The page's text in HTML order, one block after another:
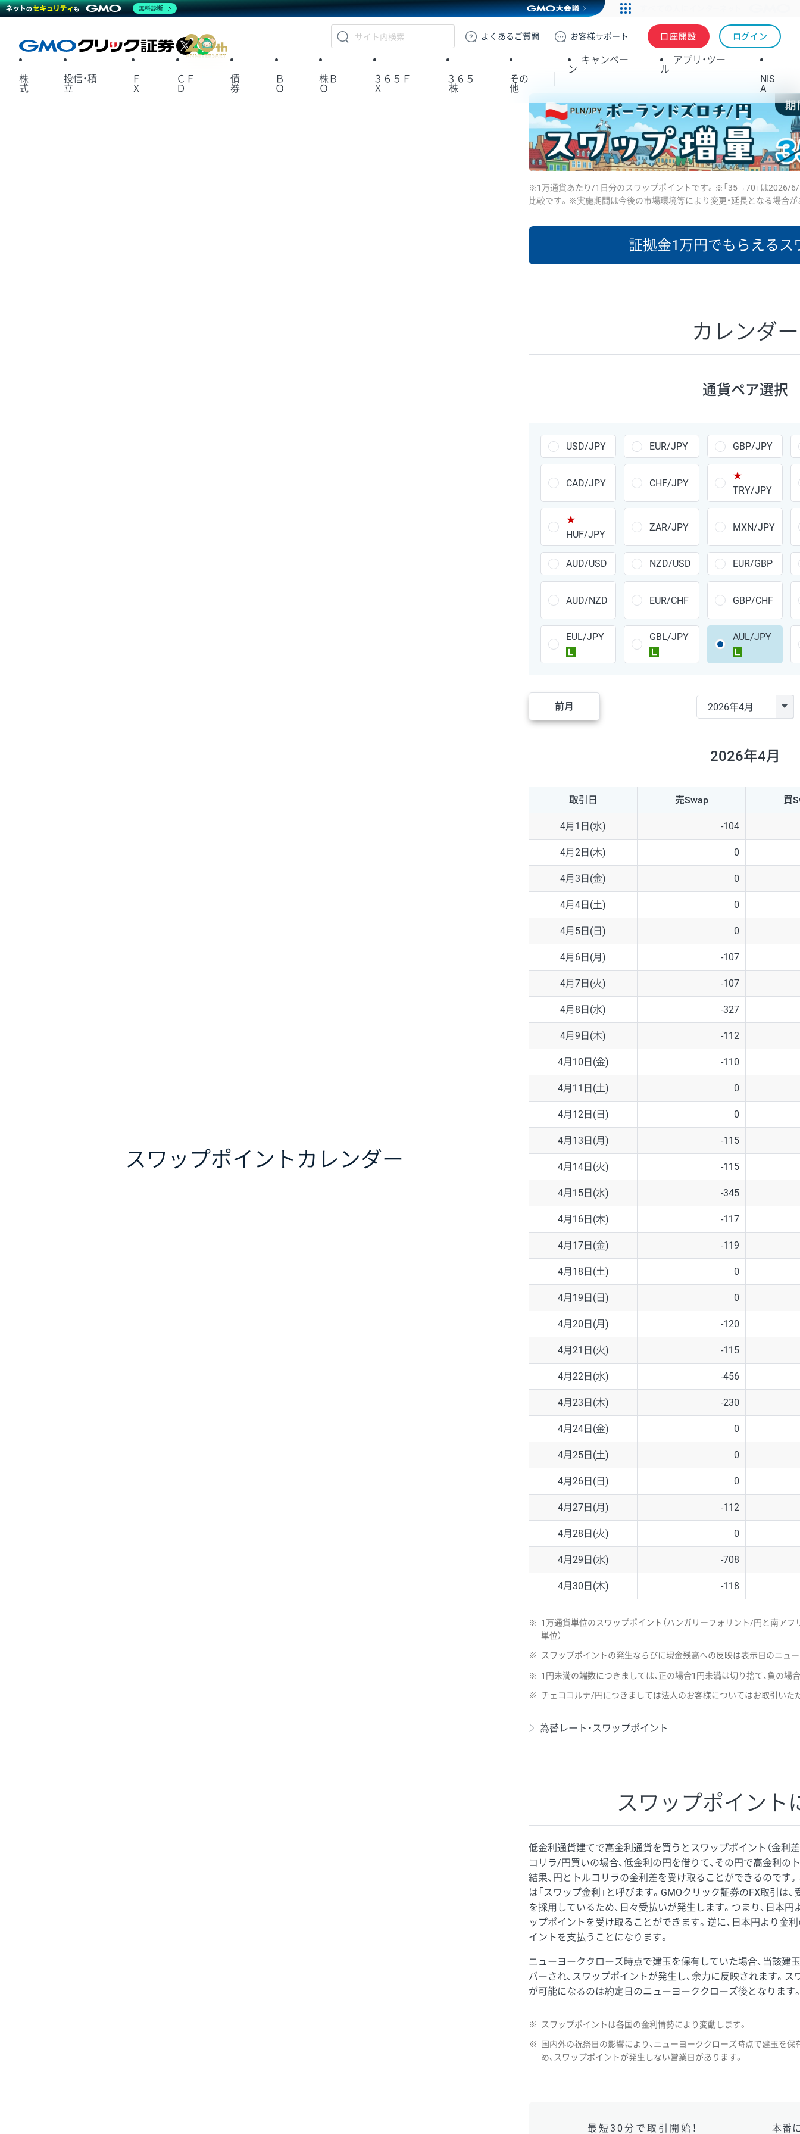
GMOクリック証券
よくある ご質問 お客様サポート 口座開設 ログイン
X
株
式
投信・積
立
Ｆ
Ｘ
ＣＦ
Ｄ
債
券
Ｂ
Ｏ
株Ｂ
Ｏ
３６５Ｆ
Ｘ
３６５
株
その
他
キャンペー
ン
アプリ・ツー
ル
NIS
A
スワップポイント カレンダー
※1万通貨あたり/1日分のスワップポイントです。※「35→70」は2026/6/
比較です。※実施期間は今後の市場環境等により変更・延長となる場合が
証拠金1万円でもらえるス
あたりの
ポイント
GBP/JPY 170円
AUD/JPY 106円
NZD/JPY 28円
CAD/JPY 38円
CHF/JPY 34円
PLN/JPY 35円
HUF/JPY 16円
ZAR/JPY 130円
MXN/JPY 140円
AUD/USD
NZD/USD 41円
EUR/GBP 71円
EUR/AUD 103円
GBP/AUD 43円
AUD/NZD 66円
EUR/CHF 111円
GBP/CHF 220円
USD/CHF 160円
※取引証拠金は同日の当社為替レート（ニューヨーククローズ・MIDレ
※ハンガリーフォリント/円と南アフリカランド/円とメキシコペソ/
カレンダー
通貨ペア選択
USD/JPY EUR/JPY GBP/JPY
CAD/JPY CHF/JPY
★
TRY/JPY
★
HUF/JPY
ZAR/JPY MXN/JPY
AUD/USD NZD/USD EUR/GBP
AUD/NZD EUR/CHF GBP/CHF
EUL/JPY
GBL/JPY
AUL/JPY
前月
2026年4月
取引日 売Swap 買
4月1日(水) -104
4月2日(木) 0
4月3日(金) 0
4月4日(土) 0
4月5日(日) 0
4月6日(月) -107
4月7日(火) -107
4月8日(水) -327
4月9日(木) -112
4月10日(金) -110
4月11日(土) 0
4月12日(日) 0
4月13日(月) -115
4月14日(火) -115
4月15日(水) -345
4月16日(木) -117
4月17日(金) -119
4月18日(土) 0
4月19日(日) 0
4月20日(月) -120
4月21日(火) -115
4月22日(水) -456
4月23日(木) -230
4月24日(金) 0
4月25日(土) 0
4月26日(日) 0
4月27日(月) -112
4月28日(火) 0
4月29日(水) -708
4月30日(木) -118
※
1万通貨単位のスワップポイント（ハンガリーフォリント/円と南ア
単位）
※ スワップポイントの発生ならびに現金残高への反映は表示日のニュ
※ 1円未満の端数につきましては、正の場合1円未満は切り捨て、負の場
※ チェココルナ/円につきましては法人のお客様についてはお取引いた
為替レート・スワップポイント
スワップポイント
低金利通貨建てで高金利通貨を買うとスワップポイント（金利
コリラ/円買いの場合、低金利の円を借りて、その円で高金利の
結果、円とトルコリラの金利差を受け取ることができるのです
は「スワップ金利」と呼びます。GMOクリック証券のFX取引は
を採用しているため、日々受払いが発生します。つまり、日本
ップポイントを受け取ることができます。逆に、日本円より金
イントを支払うことになります。
ニューヨーククローズ時点で建玉を保有していた場合、当該建
バーされ、スワップポイントが発生し、余力に反映されます。
が可能になるのは約定日のニューヨーククローズ後となります
※ スワップポイントは各国の金利情勢により変動します。
※
国内外の祝祭日の影響により、ニューヨーククローズ時点で建玉を
め、スワップポイントが発生しない営業日があります。
最短30分で取引開始！ 本番
無料診断